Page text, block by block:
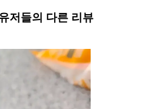
저들의 다른 리뷰